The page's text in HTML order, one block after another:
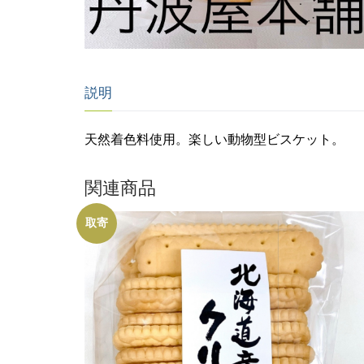
説明
天然着色料使用。楽しい動物型ビスケット。
関連商品
取寄